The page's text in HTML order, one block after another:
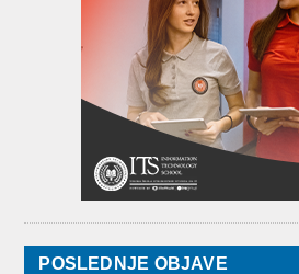
POSLEDNJE OBJAVE